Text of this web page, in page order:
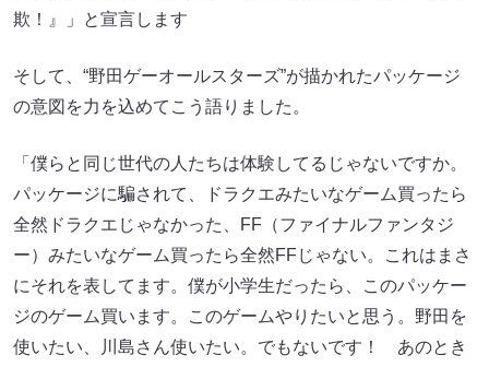
欺！』」と宣言します
そして、“野田ゲーオールスターズ”が描かれたパッケージ
の意図を力を込めてこう語りました。
「僕らと同じ世代の人たちは体験してるじゃないですか。
パッケージに騙されて、ドラクエみたいなゲーム買ったら
全然ドラクエじゃなかった、FF（ファイナルファンタジ
ー）みたいなゲーム買ったら全然FFじゃない。これはまさ
にそれを表してます。僕が小学生だったら、このパッケー
ジのゲーム買います。このゲームやりたいと思う。野田を
使いたい、川島さん使いたい。でもないです！ あのとき